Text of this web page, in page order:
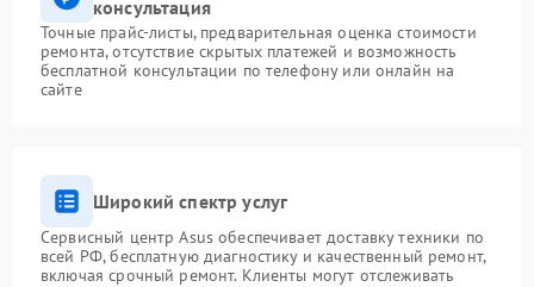
консультация
Точные прайс-листы, предварительная оценка стоимости
ремонта, отсутствие скрытых платежей и возможность
бесплатной консультации по телефону или онлайн на
сайте
Широкий спектр услуг
Сервисный центр Asus обеспечивает доставку техники по
всей РФ, бесплатную диагностику и качественный ремонт,
включая срочный ремонт. Клиенты могут отслеживать